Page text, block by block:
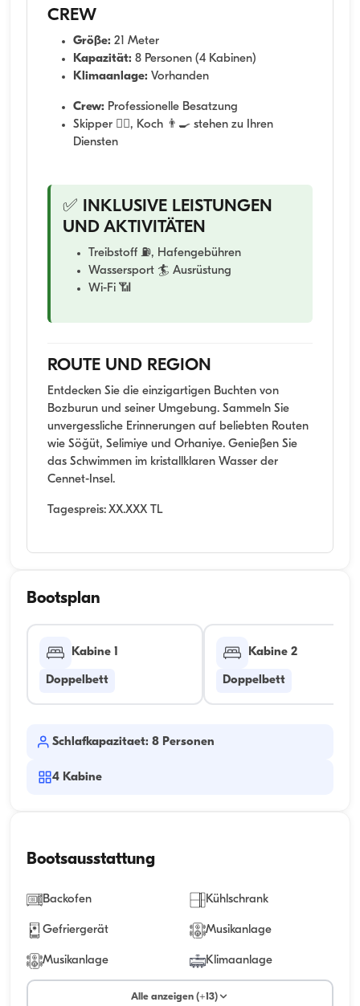
CREW
Größe: 21 Meter
Kapazität: 8 Personen (4 Kabinen)
Klimaanlage: Vorhanden
Crew: Professionelle Besatzung
Skipper 👨‍✈️, Koch 👨‍🍳 stehen zu Ihren
Diensten
✅ INKLUSIVE LEISTUNGEN
UND AKTIVITÄTEN
Treibstoff ⛽, Hafengebühren
Wassersport 🏄 Ausrüstung
Wi-Fi 📶
ROUTE UND REGION
Entdecken Sie die einzigartigen Buchten von
Bozburun und seiner Umgebung. Sammeln Sie
unvergessliche Erinnerungen auf beliebten Routen
wie Söğüt, Selimiye und Orhaniye. Genießen Sie
das Schwimmen im kristallklaren Wasser der
Cennet-Insel.
Tagespreis: XX.XXX TL
Bootsplan
Kabine 1
Doppelbett
Kabine 2
Doppelbett
Schlafkapazitaet: 8 Personen
4 Kabine
Bootsausstattung
Backofen Kühlschrank
Gefriergerät Musikanlage
Musikanlage Klimaanlage
Alle anzeigen (+13)